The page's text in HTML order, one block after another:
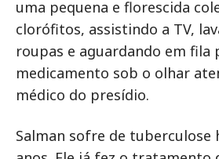
uma pequena e florescida
clorófitos, assistindo a TV,
roupas e aguardando em fila
medicamento sob o olhar
médico do presídio.
Salman sofre de tuberculose